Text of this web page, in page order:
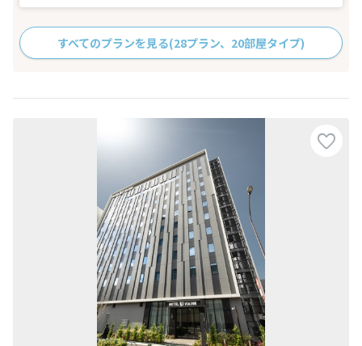
すべてのプランを見る(28プラン、20部屋タイプ)